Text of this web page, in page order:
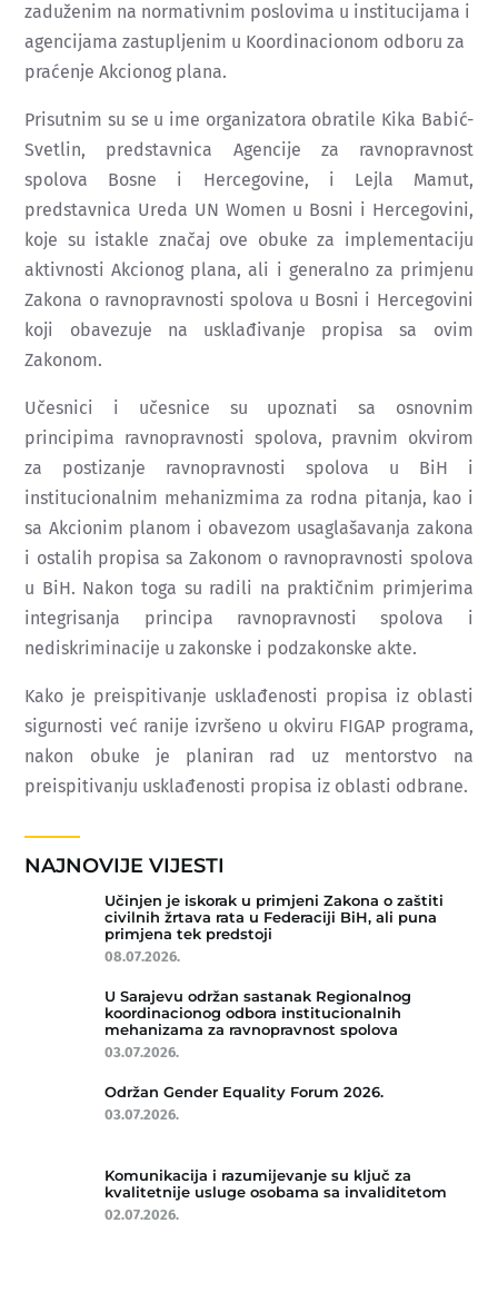
zaduženim na normativnim poslovima u institucijama i
agencijama zastupljenim u Koordinacionom odboru za
praćenje Akcionog plana.
Prisutnim su se u ime organizatora obratile Kika Babić-
Svetlin, predstavnica Agencije za ravnopravnost
spolova Bosne i Hercegovine, i Lejla Mamut,
predstavnica Ureda UN Women u Bosni i Hercegovini,
koje su istakle značaj ove obuke za implementaciju
aktivnosti Akcionog plana, ali i generalno za primjenu
Zakona o ravnopravnosti spolova u Bosni i Hercegovini
koji obavezuje na usklađivanje propisa sa ovim
Zakonom.
Učesnici i učesnice su upoznati sa osnovnim
principima ravnopravnosti spolova, pravnim okvirom
za postizanje ravnopravnosti spolova u BiH i
institucionalnim mehanizmima za rodna pitanja, kao i
sa Akcionim planom i obavezom usaglašavanja zakona
i ostalih propisa sa Zakonom o ravnopravnosti spolova
u BiH. Nakon toga su radili na praktičnim primjerima
integrisanja principa ravnopravnosti spolova i
nediskriminacije u zakonske i podzakonske akte.
Kako je preispitivanje usklađenosti propisa iz oblasti
sigurnosti već ranije izvršeno u okviru FIGAP programa,
nakon obuke je planiran rad uz mentorstvo na
preispitivanju usklađenosti propisa iz oblasti odbrane.
NAJNOVIJE VIJESTI
Učinjen je iskorak u primjeni Zakona o zaštiti
civilnih žrtava rata u Federaciji BiH, ali puna
primjena tek predstoji
08.07.2026.
U Sarajevu održan sastanak Regionalnog
koordinacionog odbora institucionalnih
mehanizama za ravnopravnost spolova
03.07.2026.
Održan Gender Equality Forum 2026.
03.07.2026.
Komunikacija i razumijevanje su ključ za
kvalitetnije usluge osobama sa invaliditetom
02.07.2026.